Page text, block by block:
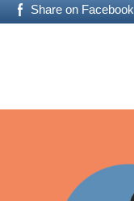
Share on Facebook